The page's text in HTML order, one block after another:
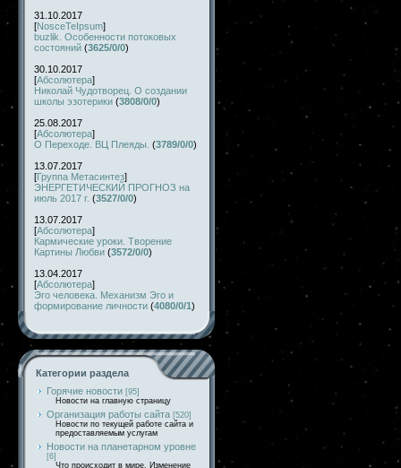
31.10.2017
[NosceTeIpsum]
buzlik. Особенности потоковых
состояний (3625/0/0)
30.10.2017
[Абсолютера]
Николай Чудотворец. О создании
школы эзотерики (3808/0/0)
25.08.2017
[Абсолютера]
О Переходе. ВЦ Плеяды. (3789/0/0)
13.07.2017
[Группа Метасинтез]
ЭНЕРГЕТИЧЕСКИЙ ПРОГНОЗ на
июль 2017 г. (3527/0/0)
13.07.2017
[Абсолютера]
Кармические уроки. Творение
Картины Любви (3572/0/0)
13.04.2017
[Абсолютера]
Эго человека. Механизм Эго и
формирование личности (4080/0/1)
Категории раздела
Горячие новости [95]
Новости на главную страницу
Организация работы сайта [520]
Новости по текущей работе сайта и
предоставляемым услугам
Новости на планетарном уровне
[6]
Что происходит в мире. Изменение